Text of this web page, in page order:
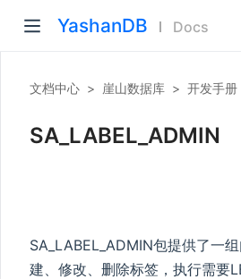
YashanDB Docs
文档中心 > 崖山数据库 > 开发手册
SA_LABEL_ADMIN
SA_LABEL_ADMIN包提供了一
建、修改、删除标签，执行需要